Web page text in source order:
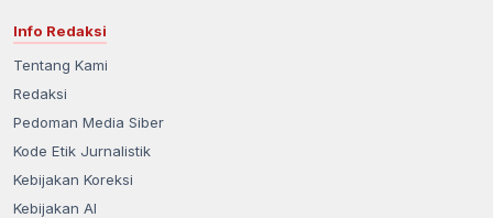
Info Redaksi
Tentang Kami
Redaksi
Pedoman Media Siber
Kode Etik Jurnalistik
Kebijakan Koreksi
Kebijakan AI